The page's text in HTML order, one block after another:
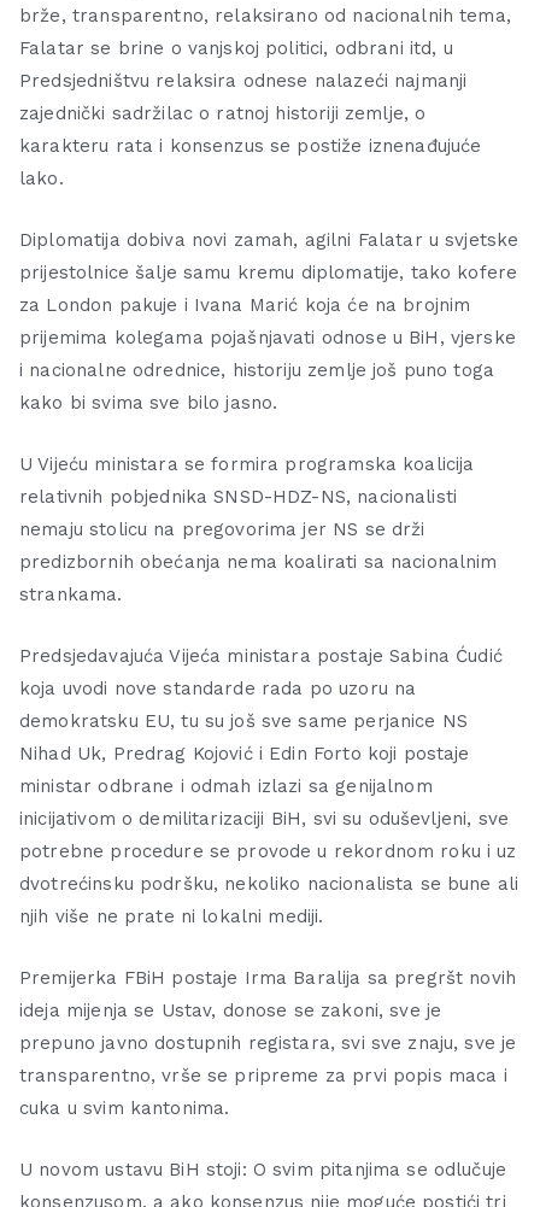
brže, transparentno, relaksirano od nacionalnih tema,
Falatar se brine o vanjskoj politici, odbrani itd, u
Predsjedništvu relaksira odnese nalazeći najmanji
zajednički sadržilac o ratnoj historiji zemlje, o
karakteru rata i konsenzus se postiže iznenađujuće
lako.
Diplomatija dobiva novi zamah, agilni Falatar u svjetske
prijestolnice šalje samu kremu diplomatije, tako kofere
za London pakuje i Ivana Marić koja će na brojnim
prijemima kolegama pojašnjavati odnose u BiH, vjerske
i nacionalne odrednice, historiju zemlje još puno toga
kako bi svima sve bilo jasno.
U Vijeću ministara se formira programska koalicija
relativnih pobjednika SNSD-HDZ-NS, nacionalisti
nemaju stolicu na pregovorima jer NS se drži
predizbornih obećanja nema koalirati sa nacionalnim
strankama.
Predsjedavajuća Vijeća ministara postaje Sabina Ćudić
koja uvodi nove standarde rada po uzoru na
demokratsku EU, tu su još sve same perjanice NS
Nihad Uk, Predrag Kojović i Edin Forto koji postaje
ministar odbrane i odmah izlazi sa genijalnom
inicijativom o demilitarizaciji BiH, svi su oduševljeni, sve
potrebne procedure se provode u rekordnom roku i uz
dvotrećinsku podršku, nekoliko nacionalista se bune ali
njih više ne prate ni lokalni mediji.
Premijerka FBiH postaje Irma Baralija sa pregršt novih
ideja mijenja se Ustav, donose se zakoni, sve je
prepuno javno dostupnih registara, svi sve znaju, sve je
transparentno, vrše se pripreme za prvi popis maca i
cuka u svim kantonima.
U novom ustavu BiH stoji: O svim pitanjima se odlučuje